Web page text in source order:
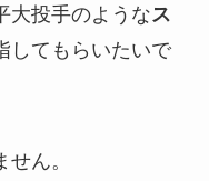
大投手のようなス
してもらいたいで
ん。